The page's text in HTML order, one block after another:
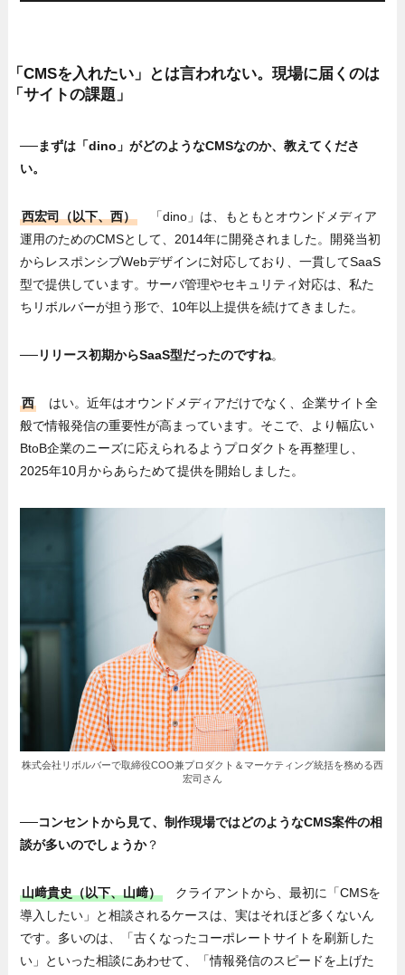
「CMSを入れたい」とは言われない。現場に届くのは
「サイトの課題」
──まずは「dino」がどのようなCMSなのか、教えてくださ
い。
西宏司（以下、西）
「dino」は、もともとオウンドメディア
運用のためのCMSとして、2014年に開発されました。開発当初
からレスポンシブWebデザインに対応しており、一貫してSaaS
型で提供しています。サーバ管理やセキュリティ対応は、私た
ちリボルバーが担う形で、10年以上提供を続けてきました。
──リリース初期からSaaS型だったのですね。
西
はい。近年はオウンドメディアだけでなく、企業サイト全
般で情報発信の重要性が高まっています。そこで、より幅広い
BtoB企業のニーズに応えられるようプロダクトを再整理し、
2025年10月からあらためて提供を開始しました。
株式会社リボルバーで取締役COO兼プロダクト＆マーケティング統括を務める西
宏司さん
──コンセントから見て、制作現場ではどのようなCMS案件の相
談が多いのでしょうか？
山﨑貴史（以下、山﨑）
クライアントから、最初に「CMSを
導入したい」と相談されるケースは、実はそれほど多くないん
です。多いのは、「古くなったコーポレートサイトを刷新した
い」といった相談にあわせて、「情報発信のスピードを上げた